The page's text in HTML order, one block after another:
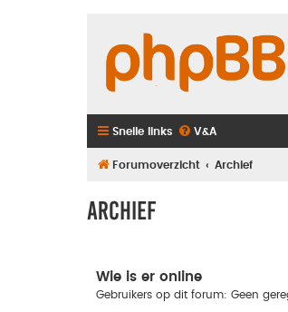
Snelle links V&A
Forumoverzicht Archief
Archief
Wie is er online
Gebruikers op dit forum: Geen